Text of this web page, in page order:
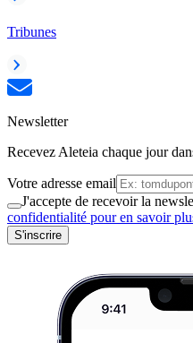
Tribunes
Newsletter
Recevez Aleteia chaque jour
Votre adresse email
J'accepte de recevoir la
confidentialité pour en savoir
S'inscrire